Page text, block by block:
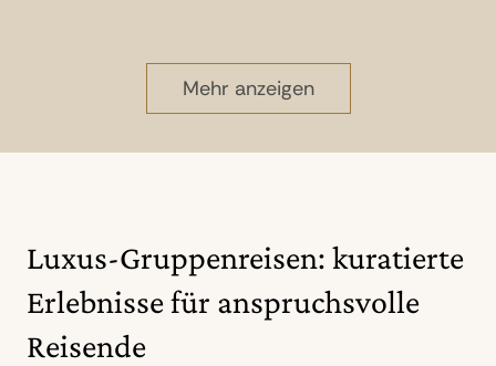
Mehr anzeigen
Luxus-Gruppenreisen: kuratierte
Erlebnisse für anspruchsvolle
Reisende